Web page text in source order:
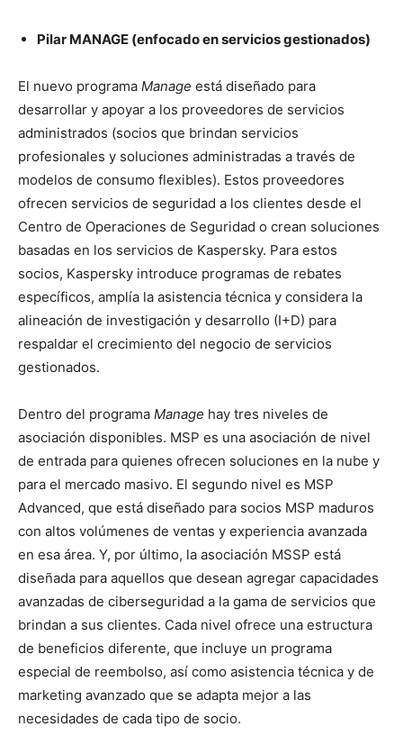
Pilar MANAGE (enfocado en servicios gestionados)
El nuevo programa Manage está diseñado para
desarrollar y apoyar a los proveedores de servicios
administrados (socios que brindan servicios
profesionales y soluciones administradas a través de
modelos de consumo flexibles). Estos proveedores
ofrecen servicios de seguridad a los clientes desde el
Centro de Operaciones de Seguridad o crean soluciones
basadas en los servicios de Kaspersky. Para estos
socios, Kaspersky introduce programas de rebates
específicos, amplía la asistencia técnica y considera la
alineación de investigación y desarrollo (I+D) para
respaldar el crecimiento del negocio de servicios
gestionados.
Dentro del programa Manage hay tres niveles de
asociación disponibles. MSP es una asociación de nivel
de entrada para quienes ofrecen soluciones en la nube y
para el mercado masivo. El segundo nivel es MSP
Advanced, que está diseñado para socios MSP maduros
con altos volúmenes de ventas y experiencia avanzada
en esa área. Y, por último, la asociación MSSP está
diseñada para aquellos que desean agregar capacidades
avanzadas de ciberseguridad a la gama de servicios que
brindan a sus clientes. Cada nivel ofrece una estructura
de beneficios diferente, que incluye un programa
especial de reembolso, así como asistencia técnica y de
marketing avanzado que se adapta mejor a las
necesidades de cada tipo de socio.